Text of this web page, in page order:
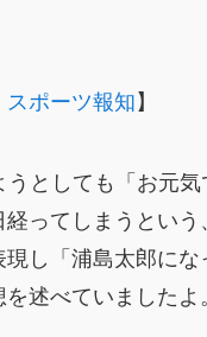
スポーツ報知 】
うとしても「お元気
ってしまうという
し「浦島太郎にな
述べていましたよ